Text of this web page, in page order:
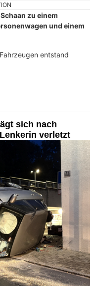
zu einem
und einem
entstand
sich nach
verletzt